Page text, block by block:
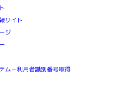
サイト
ジ
ム－利用者識別番号取得